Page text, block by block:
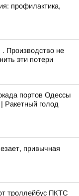
профилактика,
. Производство не
эти потери
портов Одессы
Ракетный голод
привычная
троллейбус ПКТС